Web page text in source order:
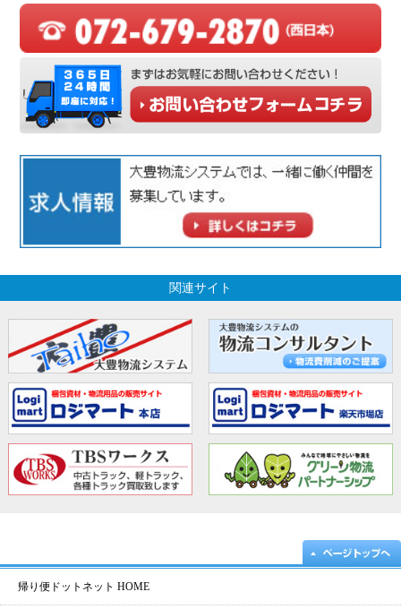
関連サイト
帰り便ドットネット HOME